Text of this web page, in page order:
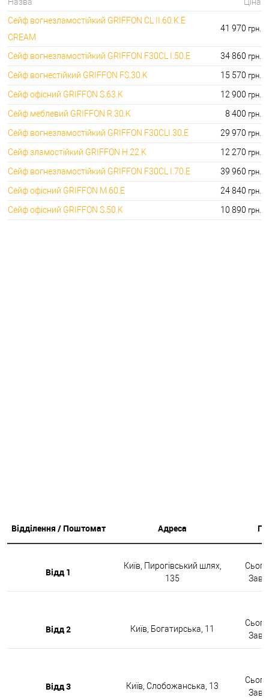
⭐Сигналізація AJAX:
🔑 самий дешевий: грн. самий дорогий: грн.
Сейф вогнезламостійкий GRIFFON CL II.60.K.Е
CREAM
41 970 грн.
Сейф вогнезламостійкий GRIFFON F30CL I.50.E 34 860 грн.
Сейф вогнестійкий GRIFFON FS.30.K 15 570 грн.
Сейф офісний GRIFFON S.63.K 12 900 грн.
Сейф меблевий GRIFFON R.30.K 8 400 грн.
Сейф вогнезламостійкий GRIFFON F30CLI.30.E 29 970 грн.
Сейф зламостійкий GRIFFON H.22.K 12 270 грн.
Сейф вогнезламостійкий GRIFFON F30CL I.70.E 39 960 грн.
Сейф офісний GRIFFON M.60.E 24 840 грн.
Сейф офісний GRIFFON S.50.K 10 890 грн.
Відділення / Поштомат Адреса
Відд 1
Київ, Пирогівський шлях,
135
Відд 2 Київ, Богатирська, 11
Відд 3 Київ, Слобожанська, 13